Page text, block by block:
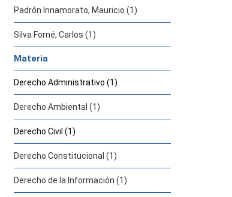
Padrón Innamorato, Mauricio (1)
Silva Forné, Carlos (1)
Materia
Derecho Administrativo (1)
Derecho Ambiental (1)
Derecho Civil (1)
Derecho Constitucional (1)
Derecho de la Información (1)